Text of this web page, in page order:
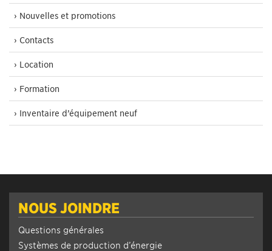
› Nouvelles et promotions
› Contacts
› Location
› Formation
› Inventaire d’équipement neuf
NOUS JOINDRE
Questions générales
Systèmes de production d’énergie